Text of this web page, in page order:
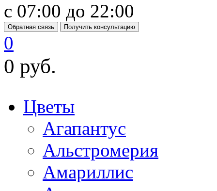
с 07:00 до 22:00
Обратная связь Получить консультацию
0
0 руб.
Цветы
Агапантус
Альстромерия
Амариллис